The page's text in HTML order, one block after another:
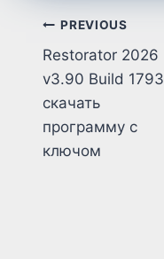
Post
navigation
PREVIOUS
Restorator 2026
v3.90 Build 1793
скачать
программу с
ключом